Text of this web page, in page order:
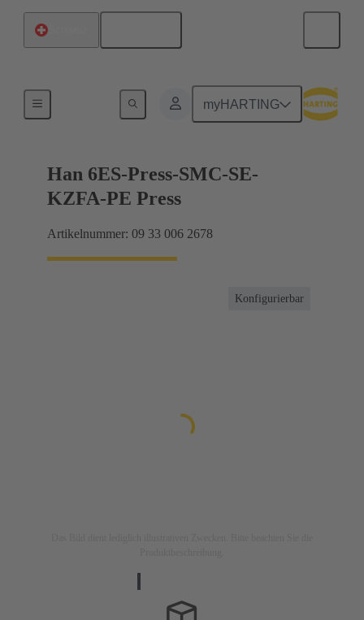
myHARTING
Ströme bis 16 A
Han 6ES-Press-SMC-SE-
KZFA-PE Press
Artikelnummer: 09 33 006 2678
Konfigurierbar